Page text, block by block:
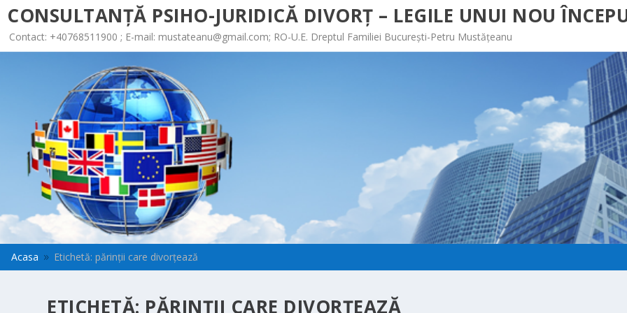
CONSULTANȚĂ PSIHO-JURIDICĂ DIVORȚ – LEGILE UNUI NOU
Contact: +40768511900 ; E-mail: mustateanu@gmail.com; RO-U.E. Dreptul Familiei București-Petru Mustățeanu
Acasa 9 Etichetă: părinţii care divorţează
ETICHETĂ: PĂRINŢII CARE DIVORŢEAZĂ